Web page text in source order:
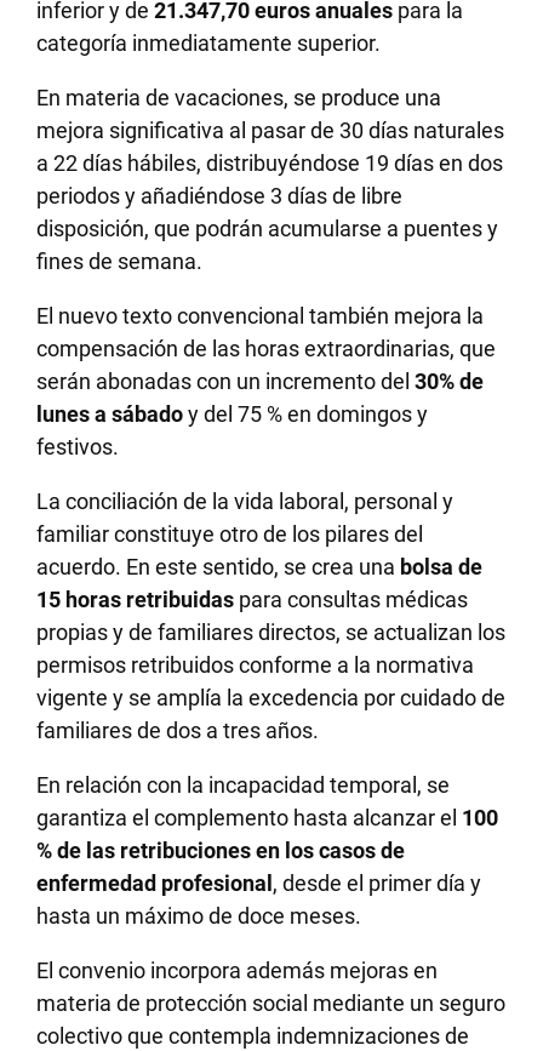
inferior y de21.347,70 euros anuales para la
categoría inmediatamente superior.
En materia de vacaciones, se produce una
mejora significativa al pasar de 30 días naturales
a 22 días hábiles, distribuyéndose 19 días en dos
periodos y añadiéndose 3 días de libre
disposición, que podrán acumularse a puentes y
fines de semana.
El nuevo texto convencional también mejora la
compensación de las horas extraordinarias, que
serán abonadas con un incremento del30% de
lunes a sábadoy del 75 % en domingos y
festivos.
La conciliación de la vida laboral, personal y
familiar constituye otro de los pilares del
acuerdo. En este sentido, se crea una bolsa de
15 horas retribuidas para consultas médicas
propias y de familiares directos, se actualizan los
permisos retribuidos conforme a la normativa
vigente y se amplía la excedencia por cuidado de
familiares de dos a tres años.
En relación con la incapacidad temporal, se
garantiza el complemento hasta alcanzar el 100
% de las retribuciones en los casos de
enfermedad profesional , desde el primer día y
hasta un máximo de doce meses.
El convenio incorpora además mejoras en
materia de protección social mediante un seguro
colectivo que contempla indemnizaciones de